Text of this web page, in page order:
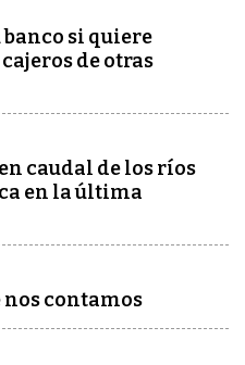
banco si quiere
de otras
caudal de los ríos
en la última
nos contamos